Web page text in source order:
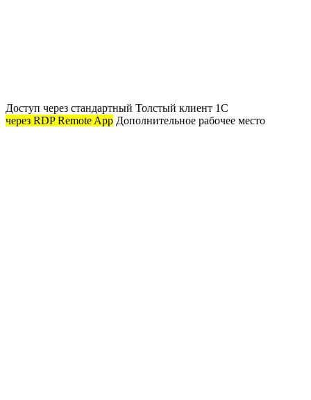
Доступ через стандартный Толстый клиент 1С
через RDP Remote App Дополнительное рабочее место